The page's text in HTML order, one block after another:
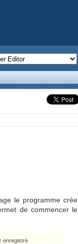
le programme crée
de commencer le
enregistré.